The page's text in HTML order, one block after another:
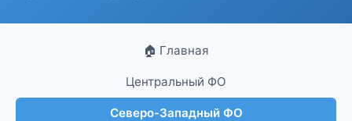
🏠 Главная
Центральный ФО
Северо-Западный ФО